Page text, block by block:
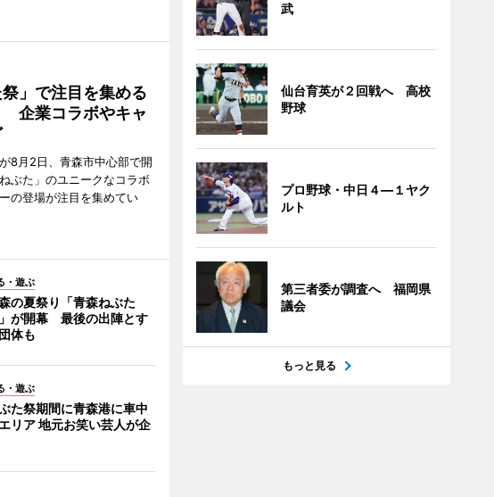
祭」で注目を集める
企業コラボやキャ
8月2日、青森市中心部で開
ぶた」のユニークなコラボ
の登場が注目を集めてい
・遊ぶ
の夏祭り「青森ねぶた
が開幕 最後の出陣とす
体も
・遊ぶ
た祭期間に青森港に車中
リア 地元お笑い芸人が企
武
仙台育英が２回戦へ 高校
野球
プロ野球・中日４―１ヤク
ルト
第三者委が調査へ 福岡県
議会
もっと見る